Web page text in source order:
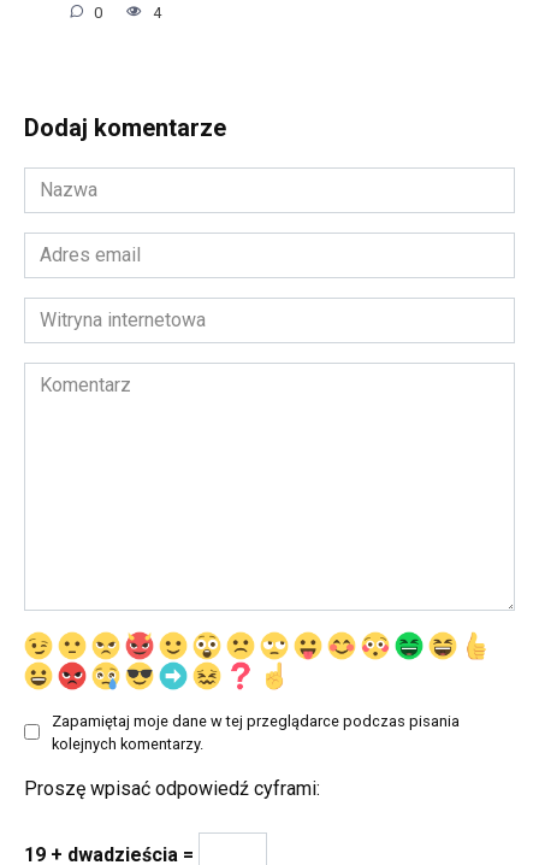
0 4
Dodaj komentarze
Nazwa
*
Adres
email
*Witryna
internetowa
Komentarz
Zapamiętaj moje dane w tej przeglądarce podczas pisania
kolejnych komentarzy.
Proszę wpisać odpowiedź cyframi:
19 + dwadzieścia =